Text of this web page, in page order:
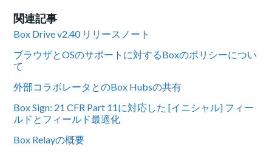
関連記事
Box Drive v2.40 リリースノート
ブラウザとOSのサポートに対するBoxのポリシーについ
て
外部コラボレータとのBox Hubsの共有
Box Sign: 21 CFR Part 11に対応した [イニシャル] フィー
ルドとフィールド最適化
Box Relayの概要